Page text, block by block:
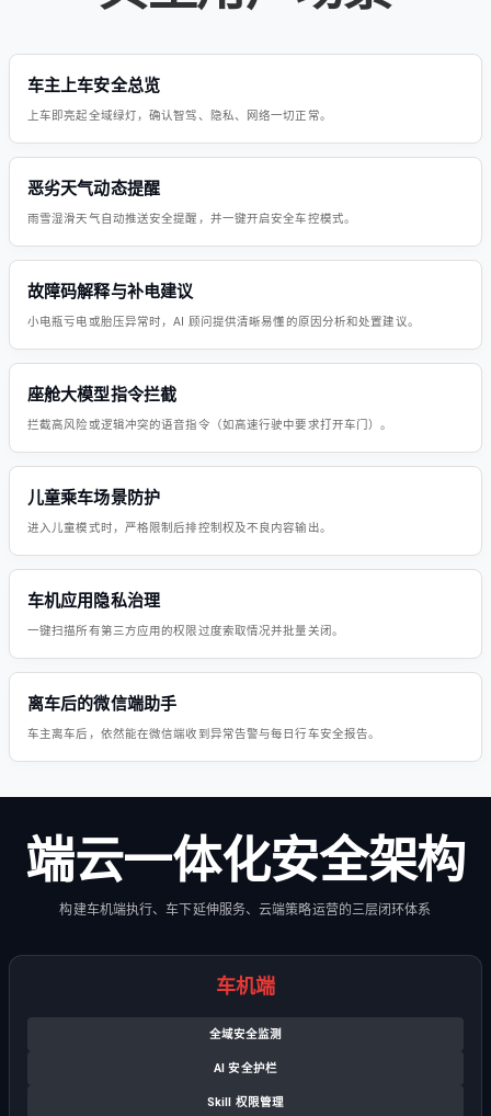
车主上车安全总览
上车即亮起全域绿灯，确认智驾、隐私、网络一切正常。
恶劣天气动态提醒
雨雪湿滑天气自动推送安全提醒，并一键开启安全车控模式。
故障码解释与补电建议
小电瓶亏电或胎压异常时，AI 顾问提供清晰易懂的原因分析和处置建议。
座舱大模型指令拦截
拦截高风险或逻辑冲突的语音指令（如高速行驶中要求打开车门）。
儿童乘车场景防护
进入儿童模式时，严格限制后排控制权及不良内容输出。
车机应用隐私治理
一键扫描所有第三方应用的权限过度索取情况并批量关闭。
离车后的微信端助手
车主离车后，依然能在微信端收到异常告警与每日行车安全报告。
端云一体化安全架构
构建车机端执行、车下延伸服务、云端策略运营的三层闭环体系
车机端
全域安全监测
AI 安全护栏
Skill 权限管理